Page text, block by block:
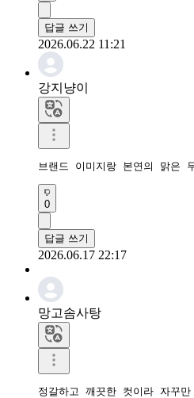
답글 쓰기
2026.06.22 11:21
강지냥이
브랜드 이미지랑 본연의 맑은
0
답글 쓰기
2026.06.17 22:17
망고솜사탕
정갈하고 깨끗한 컷이라 자꾸